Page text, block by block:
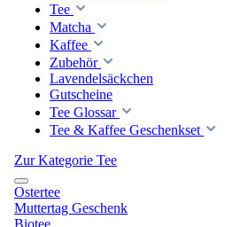
Tee
Matcha
Kaffee
Zubehör
Lavendelsäckchen
Gutscheine
Tee Glossar
Tee & Kaffee Geschenkset
Zur Kategorie Tee
Ostertee
Muttertag Geschenk
Biotee